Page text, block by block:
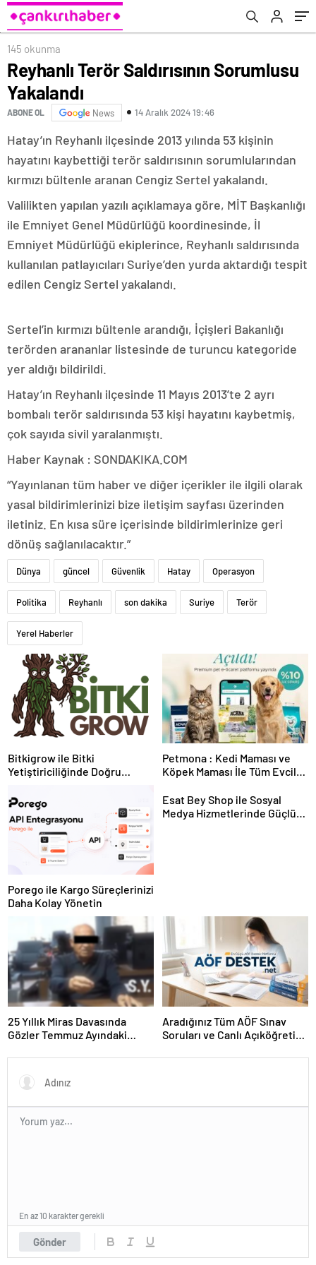
145 okunma
Reyhanlı Terör Saldırısının Sorumlusu
Yakalandı
ABONE OL News 14 Aralık 2024 19:46
Hatay’ın Reyhanlı ilçesinde 2013 yılında 53 kişinin
hayatını kaybettiği terör saldırısının sorumlularından
kırmızı bültenle aranan Cengiz Sertel yakalandı.
Valilikten yapılan yazılı açıklamaya göre, MİT Başkanlığı
ile Emniyet Genel Müdürlüğü koordinesinde, İl
Emniyet Müdürlüğü ekiplerince, Reyhanlı saldırısında
kullanılan patlayıcıları Suriye’den yurda aktardığı tespit
edilen Cengiz Sertel yakalandı.
Sertel’in kırmızı bültenle arandığı, İçişleri Bakanlığı
terörden arananlar listesinde de turuncu kategoride
yer aldığı bildirildi.
Hatay’ın Reyhanlı ilçesinde 11 Mayıs 2013’te 2 ayrı
bombalı terör saldırısında 53 kişi hayatını kaybetmiş,
çok sayıda sivil yaralanmıştı.
Haber Kaynak : SONDAKIKA.COM
“Yayınlanan tüm haber ve diğer içerikler ile ilgili olarak
yasal bildirimlerinizi bize iletişim sayfası üzerinden
iletiniz. En kısa süre içerisinde bildirimlerinize geri
dönüş sağlanılacaktır.”
Dünya güncel Güvenlik Hatay Operasyon
Politika Reyhanlı son dakika Suriye Terör
Yerel Haberler
Bitkigrow ile Bitki
Yetiştiriciliğinde Doğru
Petmona : Kedi Maması ve
Köpek Maması İle Tüm Evcil
Porego ile Kargo Süreçlerinizi
Daha Kolay Yönetin
Esat Bey Shop ile Sosyal
Medya Hizmetlerinde Güçlü
25 Yıllık Miras Davasında
Gözler Temmuz Ayındaki
Aradığınız Tüm AÖF Sınav
Soruları ve Canlı Açıköğretim
Gönder
En az 10 karakter gerekli